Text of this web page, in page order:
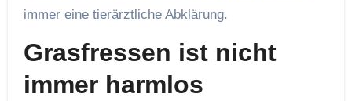
immer eine tierärztliche Abklärung.
Grasfressen ist nicht
immer harmlos